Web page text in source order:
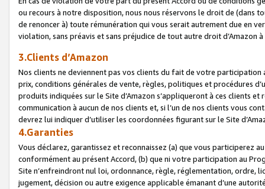
ou recours à notre disposition, nous nous réservons le droit de (dans
de renoncer à) toute rémunération qui vous serait autrement due en
violation, sans préavis et sans préjudice de tout autre droit
3.Clients d’Amazon
Nos clients ne deviennent pas vos clients du fait de votre
prix, conditions générales de vente, règles, politiques et procédures
produits indiquées sur le Site d’Amazon s’appliqueront à ces clients
communication à aucun de nos clients et, si l’un de nos clients vous
devrez lui indiquer d’utiliser les coordonnées figurant sur le Site
4.Garanties
Vous déclarez, garantissez et reconnaissez (a) que vous participerez
conformément au présent Accord, (b) que ni votre participation au
Site n’enfreindront nul loi, ordonnance, règle, réglementation, ordre,
jugement, décision ou autre exigence applicable émanant d’une